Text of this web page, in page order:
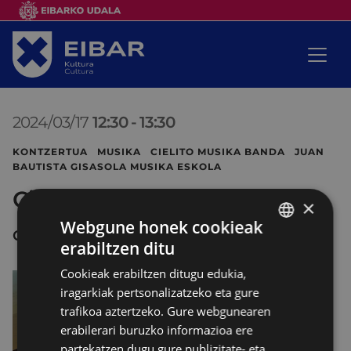
2024/03/17 12:30 -13:30
KONTZERTUA MUSIKA CIELITO MUSIKA BANDA JUAN
BAUTISTA GISASOLA MUSIKA ESKOLA
Cielito musika banda
COLISEO ANTZOKIA
×
Webgune honek cookieak
erabiltzen ditu
Cookieak erabiltzen ditugu edukia,
iragarkiak pertsonalizatzeko eta gure
trafikoa aztertzeko. Gure webgunearen
erabilerari buruzko informazioa ere